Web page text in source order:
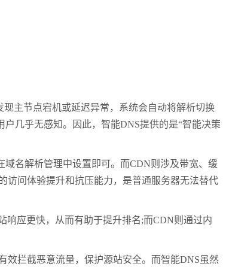
主节点宕机或延迟异常，系统会自动将解析切换
几乎无感知。因此，智能DNS提供的是“智能决策
名解析管理中设置即可。而CDN则涉及带宽、缓
访问体验提升和抗压能力，是普通服务器无法替代
应更快，从而有助于提升排名;而CDN则通过内
拦截恶意流量，保护源站安全。而智能DNS虽然